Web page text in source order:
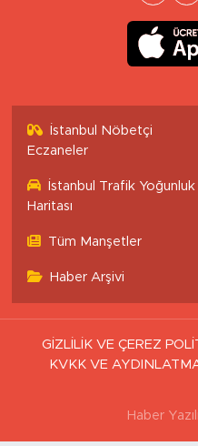
İstanbul Nöbetçi
Eczaneler
İstanbul Trafik Yoğunluk
Haritası
Tüm Manşetler
Haber Arşivi
GİZLİLİK VE ÇEREZ
KVKK VE
Haber